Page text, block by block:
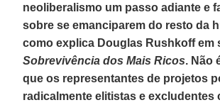
neoliberalismo um passo adiante e
sobre se emanciparem do resto da
como explica Douglas Rushkoff em
Sobrevivência dos Mais Ricos. Não
que os representantes de projetos
radicalmente elitistas e excludentes